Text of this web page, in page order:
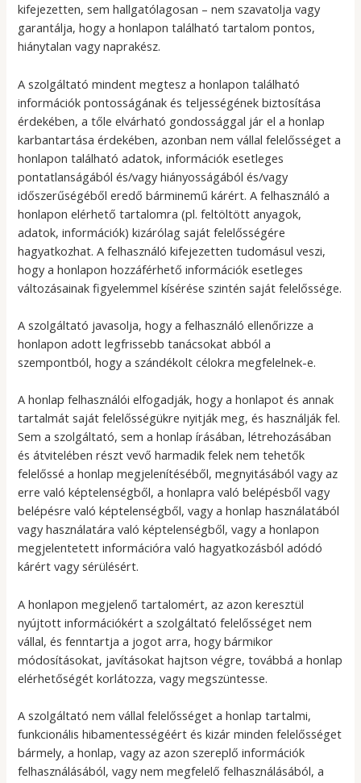
kifejezetten, sem hallgatólagosan – nem szavatolja vagy
garantálja, hogy a honlapon található tartalom pontos,
hiánytalan vagy naprakész.
A szolgáltató mindent megtesz a honlapon található
információk pontosságának és teljességének biztosítása
érdekében, a tőle elvárható gondossággal jár el a honlap
karbantartása érdekében, azonban nem vállal felelősséget a
honlapon található adatok, információk esetleges
pontatlanságából és/vagy hiányosságából és/vagy
időszerűségéből eredő bárminemű kárért. A felhasználó a
honlapon elérhető tartalomra (pl. feltöltött anyagok,
adatok, információk) kizárólag saját felelősségére
hagyatkozhat. A felhasználó kifejezetten tudomásul veszi,
hogy a honlapon hozzáférhető információk esetleges
változásainak figyelemmel kísérése szintén saját felelőssége.
A szolgáltató javasolja, hogy a felhasználó ellenőrizze a
honlapon adott legfrissebb tanácsokat abból a
szempontból, hogy a szándékolt célokra megfelelnek-e.
A honlap felhasználói elfogadják, hogy a honlapot és annak
tartalmát saját felelősségükre nyitják meg, és használják fel.
Sem a szolgáltató, sem a honlap írásában, létrehozásában
és átvitelében részt vevő harmadik felek nem tehetők
felelőssé a honlap megjelenítéséből, megnyitásából vagy az
erre való képtelenségből, a honlapra való belépésből vagy
belépésre való képtelenségből, vagy a honlap használatából
vagy használatára való képtelenségből, vagy a honlapon
megjelentetett információra való hagyatkozásból adódó
kárért vagy sérülésért.
A honlapon megjelenő tartalomért, az azon keresztül
nyújtott információkért a szolgáltató felelősséget nem
vállal, és fenntartja a jogot arra, hogy bármikor
módosításokat, javításokat hajtson végre, továbbá a honlap
elérhetőségét korlátozza, vagy megszüntesse.
A szolgáltató nem vállal felelősséget a honlap tartalmi,
funkcionális hibamentességéért és kizár minden felelősséget
bármely, a honlap, vagy az azon szereplő információk
felhasználásából, vagy nem megfelelő felhasználásából, a